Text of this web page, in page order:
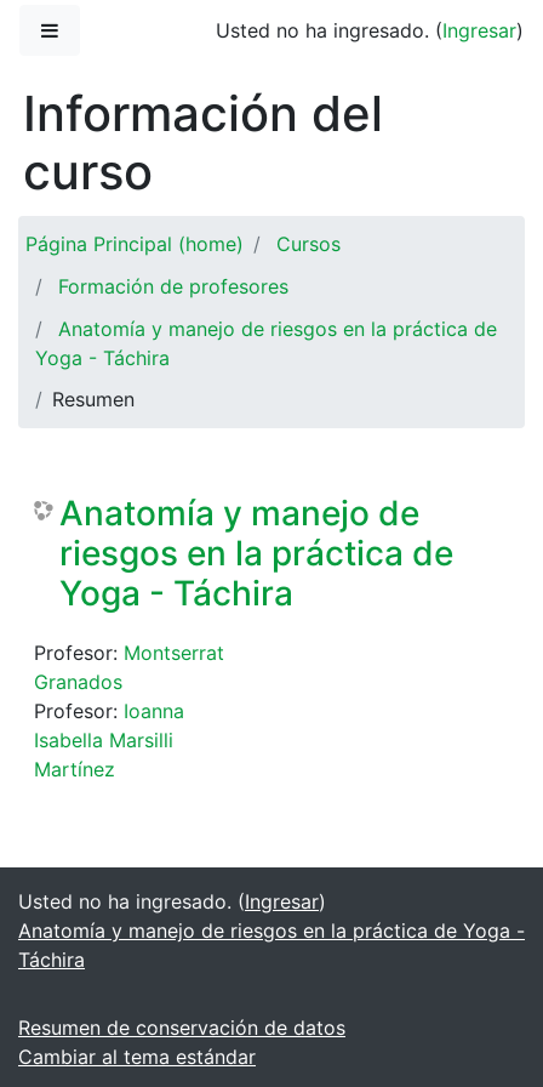
Usted no ha ingresado. (Ingresar)
Información del
curso
Página Principal (home)
Cursos
Formación de profesores
Anatomía y manejo de riesgos en la práctica de
Yoga - Táchira
Resumen
Anatomía y manejo de
riesgos en la práctica de
Yoga - Táchira
Profesor: Montserrat
Granados
Profesor: Ioanna
Isabella Marsilli
Martínez
Usted no ha ingresado. (Ingresar)
Anatomía y manejo de riesgos en la práctica de Yoga -
Táchira
Resumen de conservación de datos
Cambiar al tema estándar